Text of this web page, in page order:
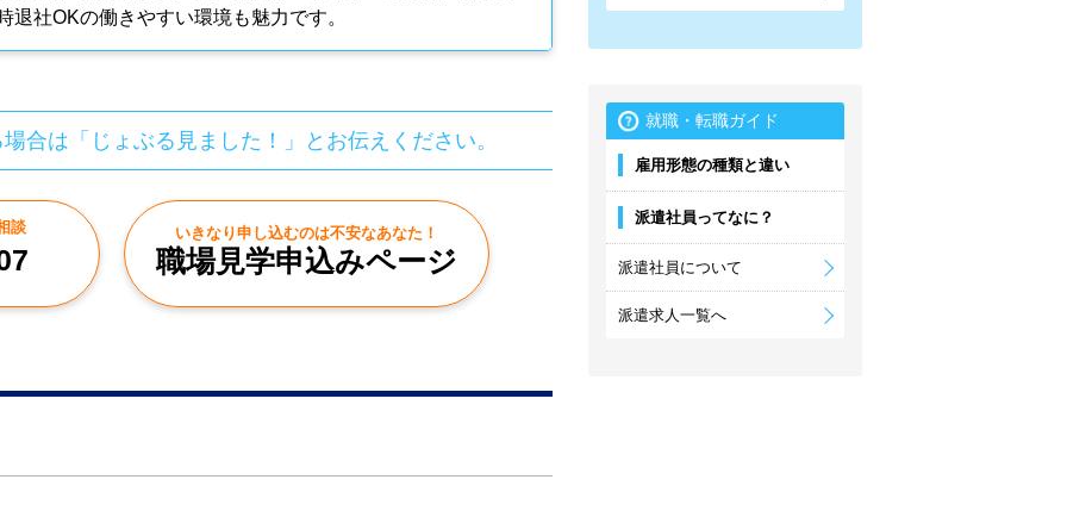
社OKの働きやすい環境も魅力です。
合は「じょぶる見ました！」とお伝えください。
談 いきなり申し込むのは不安なあなた！
職場見学申込みページ
就職・転職ガイド
雇用形態の種類と違い
派遣社員ってなに？
派遣社員について
派遣求人一覧へ